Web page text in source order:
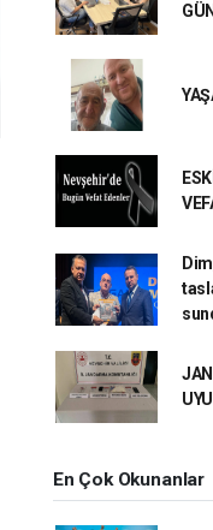
En Çok Okunanlar